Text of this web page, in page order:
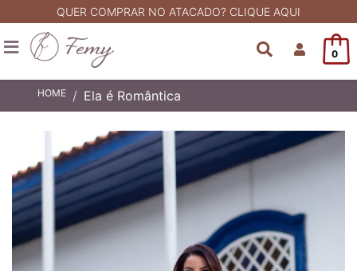
QUER COMPRAR NO ATACADO? CLIQUE AQUI
0
HOME Ela é Romântica